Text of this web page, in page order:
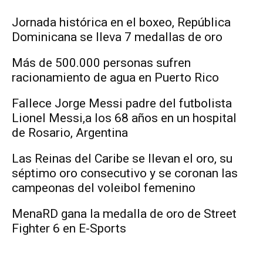
Jornada histórica en el boxeo, República
Dominicana se lleva 7 medallas de oro
Más de 500.000 personas sufren
racionamiento de agua en Puerto Rico
Fallece Jorge Messi padre del futbolista
Lionel Messi,a los 68 años en un hospital
de Rosario, Argentina
Las Reinas del Caribe se llevan el oro, su
séptimo oro consecutivo y se coronan las
campeonas del voleibol femenino
MenaRD gana la medalla de oro de Street
Fighter 6 en E-Sports